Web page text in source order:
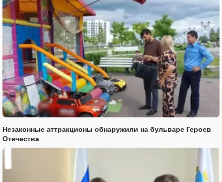
Незаконные аттракционы обнаружили на бульваре Героев
Отечества